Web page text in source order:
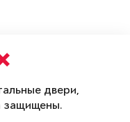
двери,
защищены.